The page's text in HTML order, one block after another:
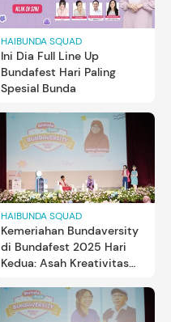
HAIBUNDA SQUAD
Ini Dia Full Line Up
Bundafest Hari Paling
Spesial Bunda
HAIBUNDA SQUAD
Kemeriahan Bundaversity
di Bundafest 2025 Hari
Kedua: Asah Kreativitas
Gen Alpha